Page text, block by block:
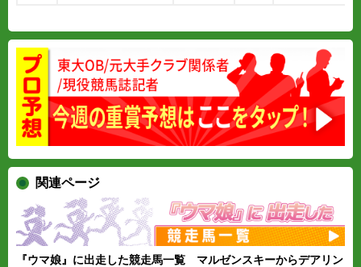
関連ページ
『ウマ娘』に出走した競走馬一覧 マルゼンスキーからデアリン